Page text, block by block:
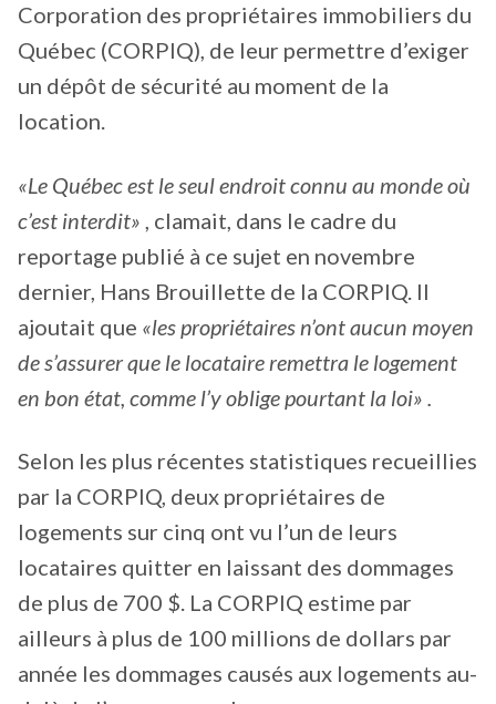
Corporation des propriétaires immobiliers du
Québec (CORPIQ), de leur permettre d’exiger
un dépôt de sécurité au moment de la
location.
«Le Québec est le seul endroit connu au monde où
c’est interdit» , clamait, dans le cadre du
reportage publié à ce sujet en novembre
dernier, Hans Brouillette de la CORPIQ. Il
ajoutait que «les propriétaires n’ont aucun moyen
de s’assurer que le locataire remettra le logement
en bon état, comme l’y oblige pourtant la loi» .
Selon les plus récentes statistiques recueillies
par la CORPIQ, deux propriétaires de
logements sur cinq ont vu l’un de leurs
locataires quitter en laissant des dommages
de plus de 700 $. La CORPIQ estime par
ailleurs à plus de 100 millions de dollars par
année les dommages causés aux logements au-